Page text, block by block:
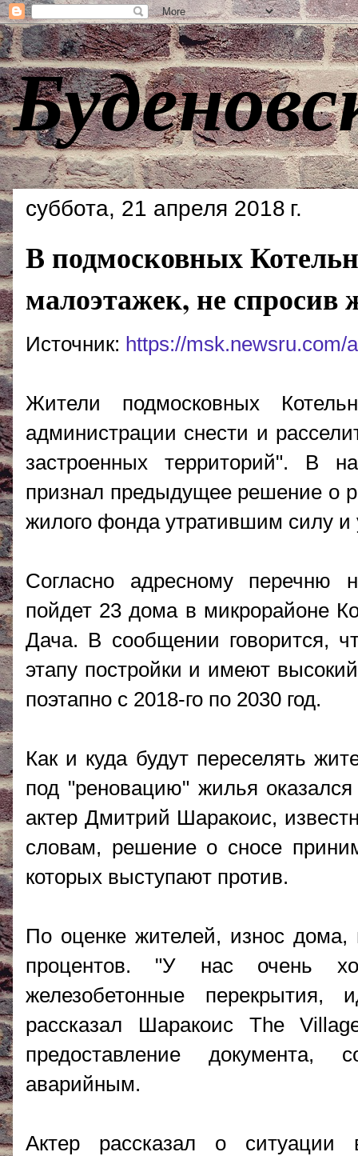
суббота, 21 апреля 2018 г.
В подмосковных
малоэтажек, не спросив
Источник: https://msk.newsru.com/
Жители подмосковных
администрации снести и
застроенных территорий". В
признал предыдущее решение о
жилого фонда утратившим силу и
Согласно адресному перечню
пойдет 23 дома в микрорайоне
Дача. В сообщении говорится,
этапу постройки и имеют
поэтапно с 2018-го по 2030 год.
Как и куда будут переселять
под "реновацию" жилья
актер Дмитрий Шаракоис,
словам, решение о сносе
которых выступают против.
По оценке жителей, износ дома,
процентов. "У нас очень
железобетонные перекрытия,
рассказал Шаракоис The
предоставление документа,
аварийным.
Актер рассказал о ситуации